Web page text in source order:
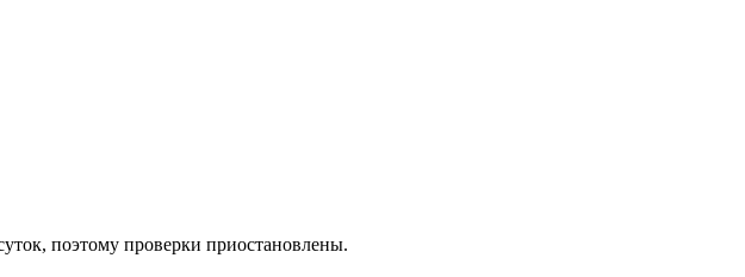
поэтому проверки приостановлены.